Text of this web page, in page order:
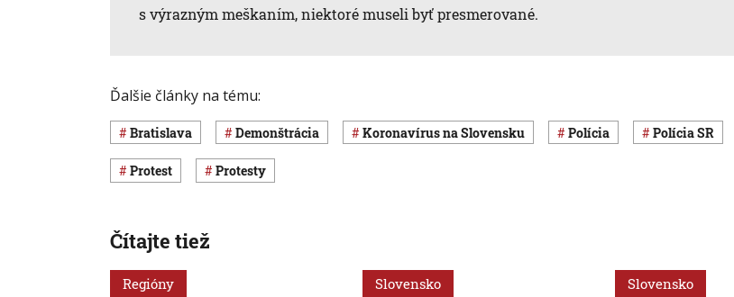
s výrazným meškaním, niektoré museli byť presmerované.
Ďalšie články na tému:
Bratislava demonštrácia koronavírus na Slovensku polícia Polícia SR
protest protesty
Čítajte tiež
Regióny Slovensko Slovensko